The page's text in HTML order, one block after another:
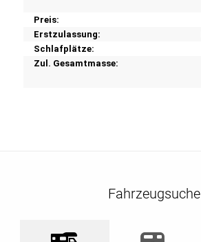
Preis:
Erstzulassung:
Schlafplätze:
Zul. Gesamtmasse:
Fahrzeugsuche